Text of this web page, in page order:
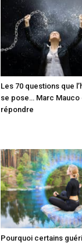
Les 70 questions que
se pose… Marc Mauco
répondre
Pourquoi certains